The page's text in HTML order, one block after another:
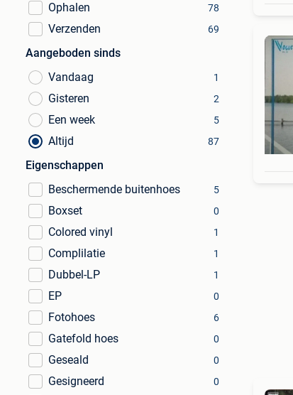
Ophalen
78
Verzenden 69
Aangeboden sinds
Vandaag
1
Gisteren 2
Een week 5
Altijd 87
Eigenschappen
Beschermende buitenhoes
5
Boxset 0
Colored vinyl 1
Complilatie 1
Dubbel-LP 1
EP 0
Fotohoes 6
Gatefold hoes 0
Geseald 0
Gesigneerd 0